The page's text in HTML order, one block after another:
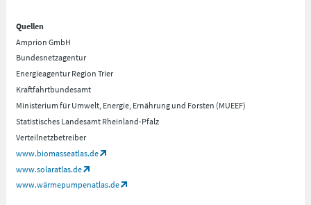
Quellen
Amprion GmbH
Bundesnetzagentur
Energieagentur Region Trier
Kraftfahrtbundesamt
Ministerium für Umwelt, Energie, Ernährung und Forsten (MUEEF)
Statistisches Landesamt Rheinland-Pfalz
Verteilnetzbetreiber
www.biomasseatlas.de
www.solaratlas.de
www.wärmepumpenatlas.de